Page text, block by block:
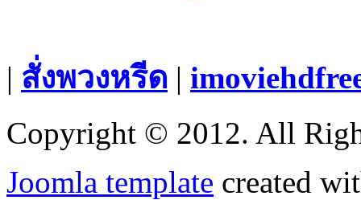
| สั่งพวงหรีด |
Copyright © 2012. All
Joomla template created